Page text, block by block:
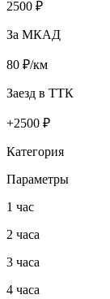
2500 ₽
За МКАД
80 ₽/км
Заезд в ТТК
+2500 ₽
Категория
Параметры
1 час
2 часа
3 часа
4 часа